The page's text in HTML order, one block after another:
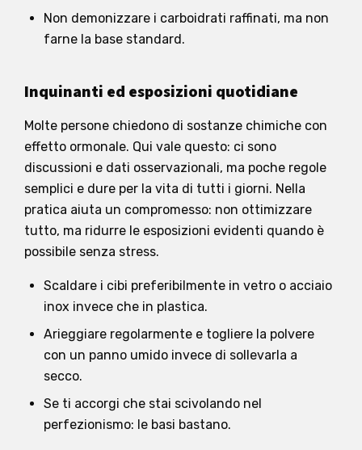
Non demonizzare i carboidrati raffinati, ma non
farne la base standard.
Inquinanti ed esposizioni quotidiane
Molte persone chiedono di sostanze chimiche con
effetto ormonale. Qui vale questo: ci sono
discussioni e dati osservazionali, ma poche regole
semplici e dure per la vita di tutti i giorni. Nella
pratica aiuta un compromesso: non ottimizzare
tutto, ma ridurre le esposizioni evidenti quando è
possibile senza stress.
Scaldare i cibi preferibilmente in vetro o acciaio
inox invece che in plastica.
Arieggiare regolarmente e togliere la polvere
con un panno umido invece di sollevarla a
secco.
Se ti accorgi che stai scivolando nel
perfezionismo: le basi bastano.